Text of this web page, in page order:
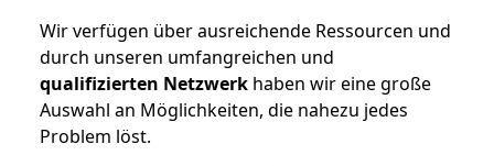
Wir verfügen über ausreichende Ressourcen und
durch unseren umfangreichen und
qualifizierten Netzwerk haben wir eine große
Auswahl an Möglichkeiten, die nahezu jedes
Problem löst.